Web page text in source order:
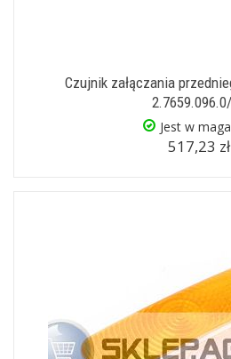
Czujnik załączania
Jest w
517,23 zł